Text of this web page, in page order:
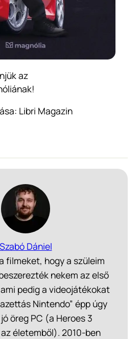
az
Libri Magazin
Szabó Dániel
filmeket, hogy a szüleim
nekem az első
pedig a videojátékokat
Nintendo” épp úgy
öreg PC (a Heroes 3
életemből). 2010-ben